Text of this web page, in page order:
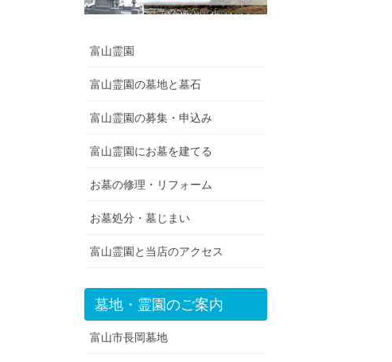
富山霊園
富山霊園の墓地と墓石
富山霊園の募集・申込み
富山霊園にお墓を建てる
お墓の修理・リフォーム
お墓処分・墓じまい
富山霊園と当店のアクセス
墓地・霊園のご案内
富山市長岡墓地